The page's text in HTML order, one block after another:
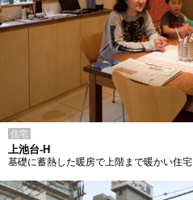
住宅
上池台-H
基礎に蓄熱した暖房で上階まで暖かい住宅